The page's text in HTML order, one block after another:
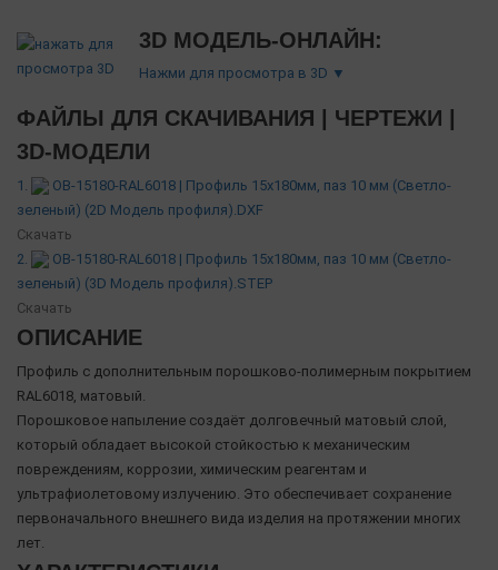
3D МОДЕЛЬ-ОНЛАЙН:
Нажми для просмотра в 3D ▼
ФАЙЛЫ ДЛЯ СКАЧИВАНИЯ | ЧЕРТЕЖИ |
3D-МОДЕЛИ
1.
OB-15180-RAL6018 | Профиль 15х180мм, паз 10 мм (Светло-
зеленый) (2D Модель профиля).DXF
Скачать
2.
OB-15180-RAL6018 | Профиль 15х180мм, паз 10 мм (Светло-
зеленый) (3D Модель профиля).STEP
Скачать
ОПИСАНИЕ
Профиль с дополнительным порошково-полимерным покрытием
RAL6018, матовый.
Порошковое напыление создаёт долговечный матовый слой,
который обладает высокой стойкостью к механическим
повреждениям, коррозии, химическим реагентам и
ультрафиолетовому излучению. Это обеспечивает сохранение
первоначального внешнего вида изделия на протяжении многих
лет.